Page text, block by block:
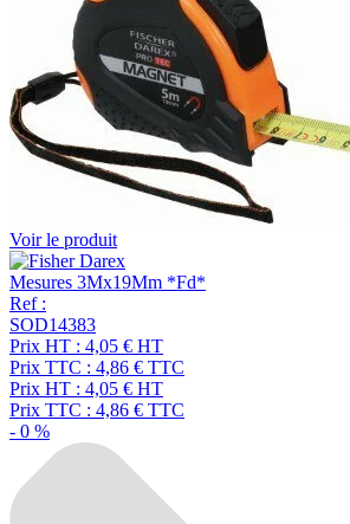
Voir le produit
Mesures 3Mx19Mm *Fd*
Ref :
SOD14383
Prix HT : 4,05 € HT
Prix TTC : 4,86 € TTC
Prix HT : 4,05 € HT
Prix TTC : 4,86 € TTC
- 0 %